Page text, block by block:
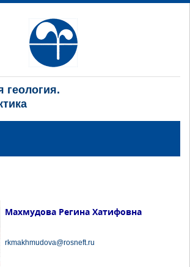
геология.
Махмудова Регина Хатифовна
rkmakhmudova@rosneft.ru